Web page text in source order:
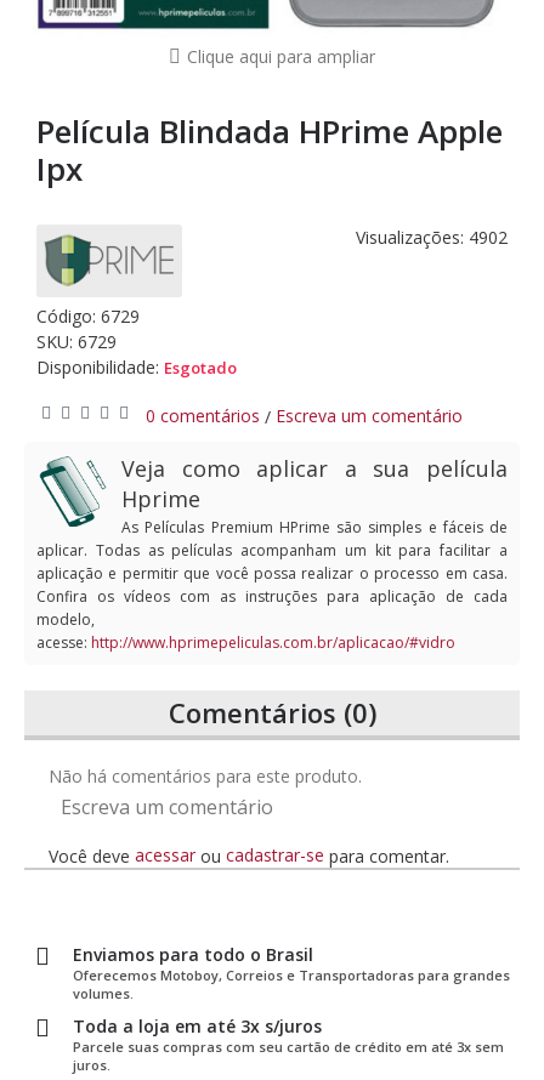
Clique aqui para ampliar
Película Blindada HPrime Apple
Ipx
Visualizações: 4902
Código: 6729
SKU: 6729
Disponibilidade: Esgotado
0 comentários / Escreva um comentário
Veja como aplicar a sua película
Hprime
As Películas Premium HPrime são simples e fáceis de
aplicar. Todas as películas acompanham um kit para facilitar a
aplicação e permitir que você possa realizar o processo em casa.
Confira os vídeos com as instruções para aplicação de cada
modelo,
acesse: http://www.hprimepeliculas.com.br/aplicacao/#vidro
Comentários (0)
Não há comentários para este produto.
Escreva um comentário
Você deve acessar ou cadastrar-se para comentar.
Enviamos para todo o Brasil
Oferecemos Motoboy, Correios e Transportadoras para grandes
volumes.
Toda a loja em até 3x s/juros
Parcele suas compras com seu cartão de crédito em até 3x sem
juros.